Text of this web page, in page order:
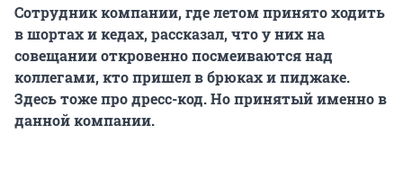
Сотрудник компании, где летом принято ходить
в шортах и кедах, рассказал, что у них на
совещании откровенно посмеиваются над
коллегами, кто пришел в брюках и пиджаке.
Здесь тоже про дресс-код. Но принятый именно в
данной компании.